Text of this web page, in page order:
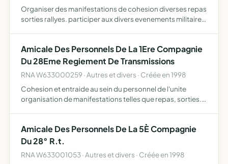
Organiser des manifestations de cohesion diverses repas
sorties rallyes. participer aux divers evenements militaires
Amicale Des Personnels De La 1Ere Compagnie
Du 28Eme Regiement De Transmissions
RNA W633000259 · Autres et divers · Créée en 1998
Cohesion et entraide au sein du personnel de l'unite
organisation de manifestations telles que repas, sorties...
Amicale Des Personnels De La 5È Compagnie
Du 28° R.t.
RNA W633001053 · Autres et divers · Créée en 1998